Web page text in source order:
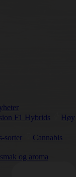
F1 Hybrids
Høy
sorter
Cannabis
og aroma